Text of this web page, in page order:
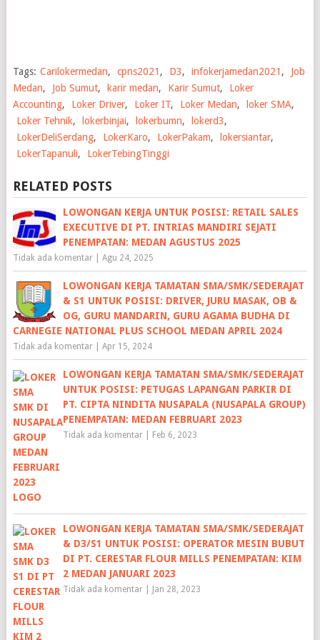
Tags: Carilokermedan, cpns2021 , D3, infokerjamedan2021 ,
Job
Medan, Job Sumut, karir medan, Karir Sumut,
Loker
Accounting, Loker Driver, Loker IT, Loker Medan, loker SMA,
Loker Tehnik, lokerbinjai, lokerbumn, lokerd3,
LokerDeliSerdang, LokerKaro, LokerPakam, lokersiantar,
LokerTapanuli, LokerTebingTinggi
RELATED POSTS
LOWONGAN KERJA UNTUK POSISI: RETAIL SALES
EXECUTIVE DI PT. INTRIAS MANDIRI SEJATI
PENEMPATAN: MEDAN AGUSTUS 2025
Tidak ada komentar| Agu 24, 2025
LOWONGAN KERJA TAMATAN SMA/SMK/SEDERAJAT
& S1 UNTUK POSISI: DRIVER, JURU MASAK, OB &
OG, GURU MANDARIN, GURU AGAMA BUDHA DI
CARNEGIE NATIONAL PLUS SCHOOL MEDAN APRIL 2024
Tidak ada komentar| Apr 15, 2024
LOWONGAN KERJA TAMATAN SMA/SMK/SEDERAJAT
UNTUK POSISI: PETUGAS LAPANGAN PARKIR DI
PT. CIPTA NINDITA NUSAPALA (NUSAPALA GROUP)
PENEMPATAN: MEDAN FEBRUARI 2023
Tidak ada komentar| Feb 6, 2023
LOWONGAN KERJA TAMATAN SMA/SMK/SEDERAJAT
& D3/S1 UNTUK POSISI: OPERATOR MESIN BUBUT
DI PT. CERESTAR FLOUR MILLS PENEMPATAN: KIM
2 MEDAN JANUARI 2023
Tidak ada komentar| Jan 28, 2023